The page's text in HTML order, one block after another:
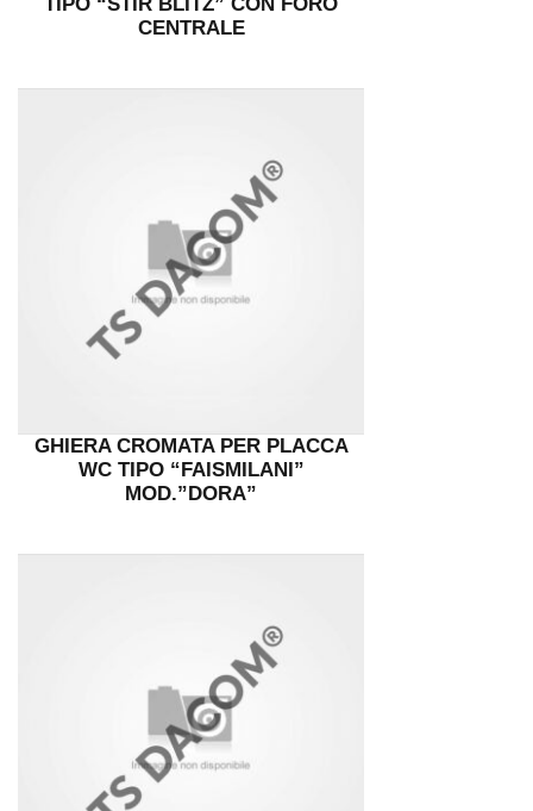
TIPO “STIR BLITZ” CON FORO
CENTRALE
GHIERA CROMATA PER PLACCA
WC TIPO “FAISMILANI”
MOD.”DORA”